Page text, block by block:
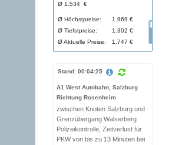
Ø 1.534 €
Ø Höchstpreise:
Ø Tiefstpreise:
Ø Aktuelle Preise:
1.969 €
1.302 €
1.747 €
Stand: 00:04:25
A1 West Autobahn, Salzburg
Richtung Rosenheim
zwischen Knoten Salzburg und
Grenzübergang Walserberg
Polizeikontrolle, Zeitverlust für
PKW von bis zu 13 Minuten bei